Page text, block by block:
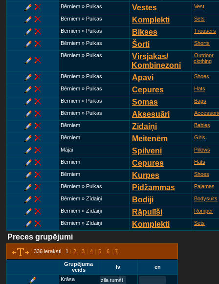
Bērniem » Puikas Vestes Vest
Bērniem » Puikas Komplekti Sets
Bērniem » Puikas Bikses Trousers
Bērniem » Puikas Šorti Shorts
Bērniem » Puikas
Virsjakas/
Kombinezoni
Outdoor
clothing
Bērniem » Puikas Apavi Shoes
Bērniem » Puikas Cepures Hats
Bērniem » Puikas Somas Bags
Bērniem » Puikas Aksesuāri
Bērniem Zīdaiņi Babies
Bērniem Meitenēm Girls
Mājai Spilveni Pillows
Bērniem Cepures Hats
Bērniem Kurpes Shoes
Bērniem » Puikas Pidžammas Pajamas
Bērniem » Zīdaiņi Bodiji Bodysuits
Bērniem » Zīdaiņi Rāpulīši Romper
Bērniem » Zīdaiņi Komplekti Sets
Preces grupējumi
336 ieraksti 1 | 2 | 3 | 4 | 5 | 6 | 7
Grupējuma
veids
lv en
Krāsa
zila tumši